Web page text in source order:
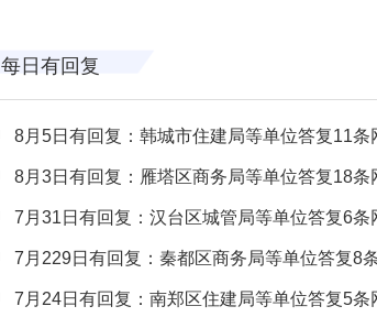
每日有回复
8月5日有回复：韩城市住建局等单位答复11条网民
8月3日有回复：雁塔区商务局等单位答复18条网民
7月31日有回复：汉台区城管局等单位答复6条网民
7月229日有回复：秦都区商务局等单位答复8条网民
7月24日有回复：南郑区住建局等单位答复5条网民